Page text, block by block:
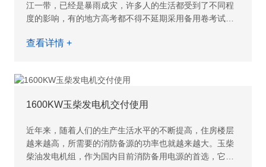
江一带，已经是暴雨成灾，许多人的生活都受到了不同程
度的影响，有的地方高考都不得不延期采用备用卷考试。
的
查看详情 +
1600KW玉柴发电机交付使用
近年来，随着人们的生产生活水平的不断提高，住房楼层
越来越高，所需要的消防备源的功率也就越来越大。玉柴
柴油发电机组，作为国内目前消防备用电源的首选，它的